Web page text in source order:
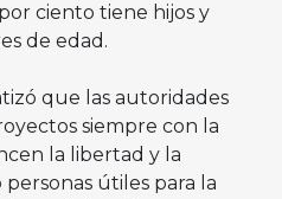
ciento tiene hijos y
de edad.
que las autoridades
siempre con la
la libertad y la
útiles para la